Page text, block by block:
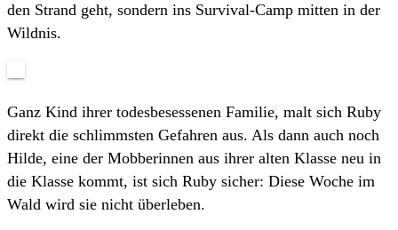
den Strand geht, sondern ins Survival-Camp mitten in der
Wildnis.
Ganz Kind ihrer todesbesessenen Familie, malt sich Ruby
direkt die schlimmsten Gefahren aus. Als dann auch noch
Hilde, eine der Mobberinnen aus ihrer alten Klasse neu in
die Klasse kommt, ist sich Ruby sicher: Diese Woche im
Wald wird sie nicht überleben.